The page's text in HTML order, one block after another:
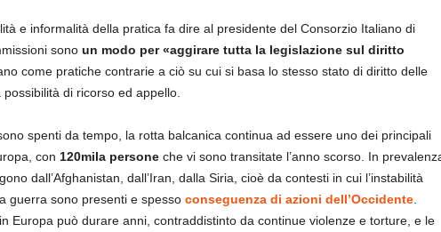
e informalità della pratica fa dire al presidente del Consorzio Italiano di
sono un modo per «aggirare tutta la legislazione sul diritto
come pratiche contrarie a ciò su cui si basa lo stesso stato di diritto delle
di ricorso ed appello.
spenti da tempo, la rotta balcanica continua ad essere uno dei principali
con 120mila personeche vi sono transitate l’anno scorso. In
dall’Afghanistan, dall’Iran, dalla Siria, cioè da contesti in cui l’instabilità
guerra sono presenti e spesso conseguenza di azioni dell’Occidente.
Europa può durare anni, contraddistinto da continue violenze e torture, e le